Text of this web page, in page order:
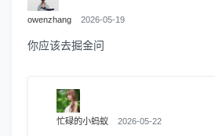
owenzhang 2026-05-19
你应该去掘金问
忙碌的小蚂蚁 2026-05-22